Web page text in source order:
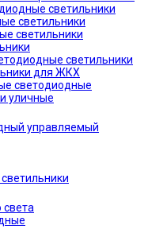
светильники
светильники
светильники
светильники
для ЖКХ
светодиодные
уличные
управляемый